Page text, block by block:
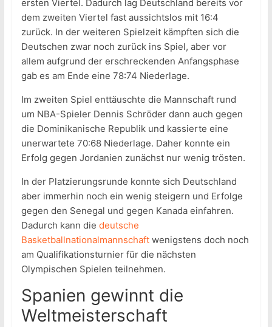
ersten Viertel. Dadurch lag Deutschland bereits vor
dem zweiten Viertel fast aussichtslos mit 16:4
zurück. In der weiteren Spielzeit kämpften sich die
Deutschen zwar noch zurück ins Spiel, aber vor
allem aufgrund der erschreckenden Anfangsphase
gab es am Ende eine 78:74 Niederlage.
Im zweiten Spiel enttäuschte die Mannschaft rund
um NBA-Spieler Dennis Schröder dann auch gegen
die Dominikanische Republik und kassierte eine
unerwartete 70:68 Niederlage. Daher konnte ein
Erfolg gegen Jordanien zunächst nur wenig trösten.
In der Platzierungsrunde konnte sich Deutschland
aber immerhin noch ein wenig steigern und Erfolge
gegen den Senegal und gegen Kanada einfahren.
Dadurch kann die deutsche
Basketballnationalmannschaftwenigstens doch noch
am Qualifikationsturnier für die nächsten
Olympischen Spielen teilnehmen.
Spanien gewinnt die
Weltmeisterschaft